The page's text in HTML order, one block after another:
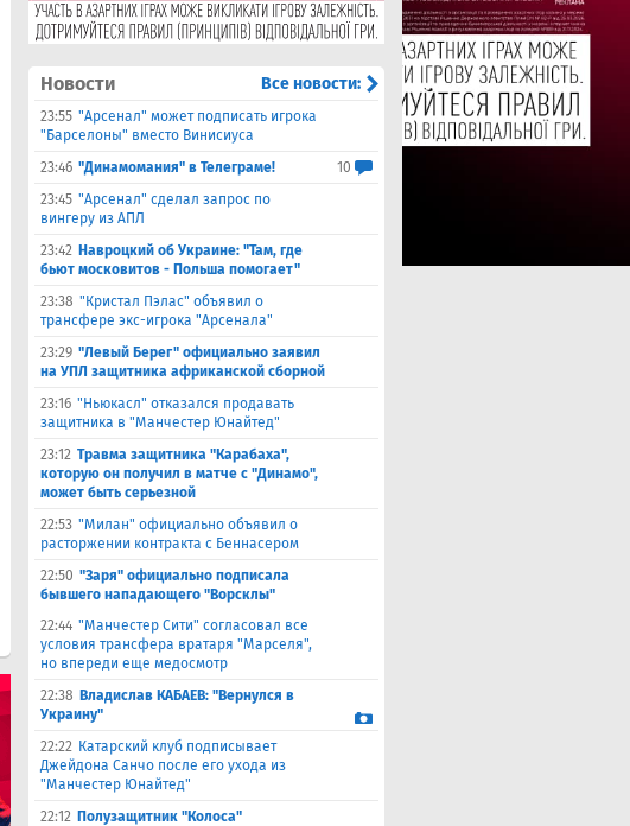
Новости Все новости:
23:55 "Арсенал" может подписать игрока
"Барселоны" вместо Винисиуса
23:46 "Динамомания" в Телеграме!
10
23:45 "Арсенал" сделал запрос по
вингеру из АПЛ
23:42 Навроцкий об Украине: "Там, где
бьют московитов - Польша помогает"
23:38 "Кристал Пэлас" объявил о
трансфере экс-игрока "Арсенала"
23:29 "Левый Берег" официально заявил
на УПЛ защитника африканской сборной
23:16 "Ньюкасл" отказался продавать
защитника в "Манчестер Юнайтед"
23:12 Травма защитника "Карабаха",
которую он получил в матче с "Динамо",
может быть серьезной
22:53 "Милан" официально объявил о
расторжении контракта с Беннасером
22:50 "Заря" официально подписала
бывшего нападающего "Ворсклы"
22:44 "Манчестер Сити" согласовал все
условия трансфера вратаря "Марселя",
но впереди еще медосмотр
22:38 Владислав КАБАЕВ: "Вернулся в
Украину"
22:22 Катарский клуб подписывает
Джейдона Санчо после его ухода из
"Манчестер Юнайтед"
22:12 Полузащитник "Колоса"